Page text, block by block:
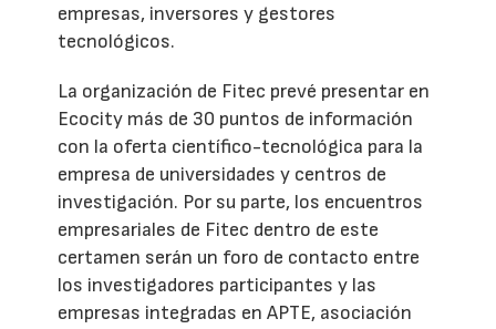
empresas, inversores y gestores
tecnológicos.
La organización de Fitec prevé presentar en
Ecocity más de 30 puntos de información
con la oferta científico-tecnológica para la
empresa de universidades y centros de
investigación. Por su parte, los encuentros
empresariales de Fitec dentro de este
certamen serán un foro de contacto entre
los investigadores participantes y las
empresas integradas en APTE, asociación